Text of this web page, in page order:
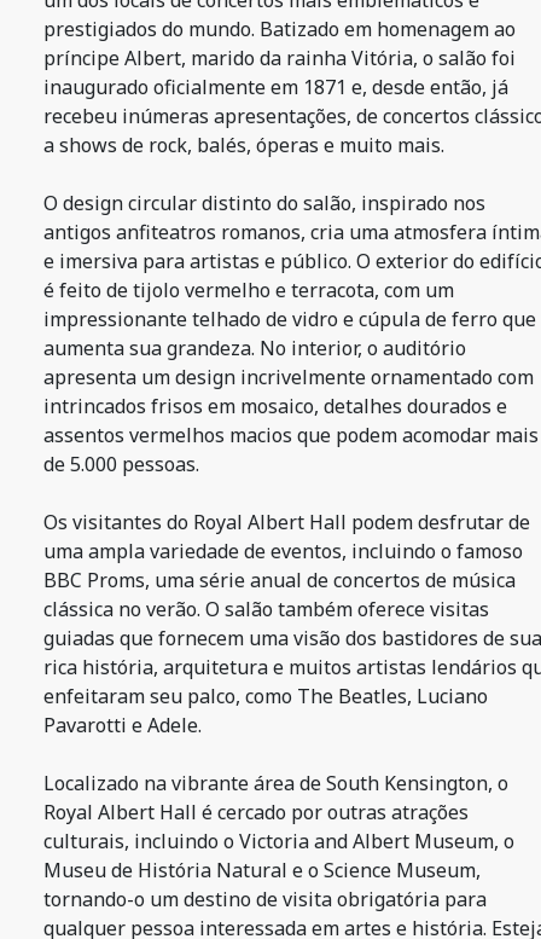
prestigiados do mundo. Batizado em homenagem ao
príncipe Albert, marido da rainha Vitória, o salão foi
inaugurado oficialmente em 1871 e, desde então, já
recebeu inúmeras apresentações, de concertos
a shows de rock, balés, óperas e muito mais.
O design circular distinto do salão, inspirado nos
antigos anfiteatros romanos, cria uma atmosfera
e imersiva para artistas e público. O exterior do
é feito de tijolo vermelho e terracota, com um
impressionante telhado de vidro e cúpula de ferro que
aumenta sua grandeza. No interior, o auditório
apresenta um design incrivelmente ornamentado com
intrincados frisos em mosaico, detalhes dourados e
assentos vermelhos macios que podem acomodar mais
de 5.000 pessoas.
Os visitantes do Royal Albert Hall podem desfrutar de
uma ampla variedade de eventos, incluindo o famoso
BBC Proms, uma série anual de concertos de música
clássica no verão. O salão também oferece visitas
guiadas que fornecem uma visão dos bastidores de sua
rica história, arquitetura e muitos artistas lendários
enfeitaram seu palco, como The Beatles, Luciano
Pavarotti e Adele.
Localizado na vibrante área de South Kensington, o
Royal Albert Hall é cercado por outras atrações
culturais, incluindo o Victoria and Albert Museum, o
Museu de História Natural e o Science Museum,
tornando-o um destino de visita obrigatória para
qualquer pessoa interessada em artes e história.